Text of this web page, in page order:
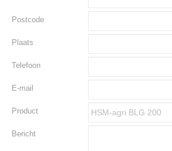
Postcode
Plaats
Telefoon
E-mail
Product
Bericht